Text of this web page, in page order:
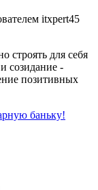
itxpert45
строять для себя
созидание -
позитивных
баньку!